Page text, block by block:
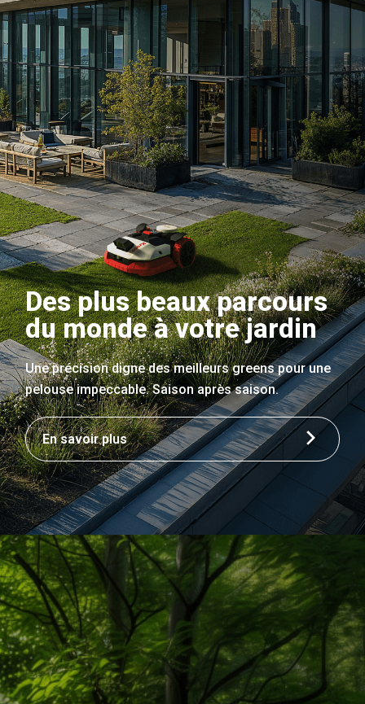
Des plus beaux parcours
du monde à votre jardin
Une précision digne des meilleurs greens pour une
pelouse impeccable. Saison après saison.
En savoir plus